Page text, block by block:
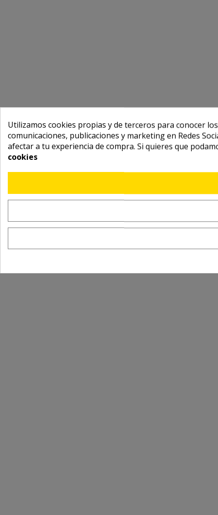
Utilizamos cookies propias y de terceros para conocer
comunicaciones, publicaciones y marketing en Redes
afectar a tu experiencia de compra. Si quieres que
cookies